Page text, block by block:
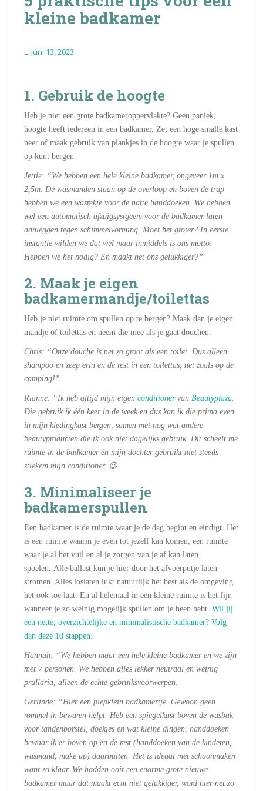
kleine badkamer
juni 13, 2023
1. Gebruik de hoogte
Heb je niet een grote badkameroppervlakte? Geen paniek,
hoogte heeft iedereen in een badkamer. Zet een hoge smalle kast
neer of maak gebruik van plankjes in de hoogte waar je spullen
op kunt bergen.
Jettie: “We hebben een hele kleine badkamer, ongeveer 1m x
2,5m. De wasmanden staan op de overloop en boven de trap
hebben we een wasrekje voor de natte handdoeken. We hebben
wel een automatisch afzuigsystgeem voor de badkamer laten
aanleggen tegen schimmelvorming. Moet het groter? In eerste
instantie wilden we dat wel maar inmiddels is ons motto:
Hebben we het nodig? En maakt het ons gelukkiger?”
2. Maak je eigen
badkamermandje/toilettas
Heb je niet ruimte om spullen op te bergen? Maak dan je eigen
mandje of toilettas en neem die mee als je gaat douchen.
Chris: “Onze douche is net zo groot als een toilet. Dus alleen
shampoo en zeep erin en de rest in een toilettas, net zoals op de
camping!”
Rianne: “Ik heb altijd mijn eigen conditionervan Beautyplaza.
Die gebruik ik één keer in de week en dus kan ik die prima even
in mijn kledingkast bergen, samen met nog wat andere
beautyproducten die ik ook niet dagelijks gebruik. Dit scheelt me
ruimte in de badkamer én mijn dochter gebruikt niet steeds
stiekem mijn conditioner. 😉
3. Minimaliseer je
badkamerspullen
Een badkamer is de ruimte waar je de dag begint en eindigt. Het
is een ruimte waarin je even tot jezelf kan komen, een ruimte
waar je al het vuil en al je zorgen van je af kan laten
spoelen. Alle ballast kun je hier door het afvoerputje laten
stromen. Alles loslaten lukt natuurlijk het best als de omgeving
het ook toe laat. En al helemaal in een kleine ruimte is het fijn
wanneer je zo weinig mogelijk spullen om je heen hebt. Wil jij
een nette, overzichtelijke en minimalistische badkamer? Volg
dan deze 10 stappen.
Hannah: “We hebben maar een hele kleine badkamer en we zijn
met 7 personen. We hebben alles lekker neutraal en weinig
prullaria, alleen de echte gebruiksvoorwerpen.
Gerlinde: “Hier een piepklein badkamertje. Gewoon geen
rommel in bewaren helpt. Heb een spiegelkast boven de wasbak
voor tandenborstel, doekjes en wat kleine dingen, handdoeken
bewaar ik er boven op en de rest (handdoeken van de kinderen,
wasmand, make up) daarbuiten. Het is ideaal met schoonmaken
want zo klaar. We hadden ooit een enorme grote nieuwe
badkamer maar dat maakt echt niet gelukkiger, word hier net zo